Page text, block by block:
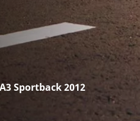
Sportback 2012